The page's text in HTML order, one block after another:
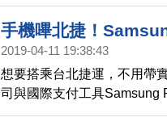
清單中，還採買中資設備，
示，可能成為資安隱憂，立
手機嗶北捷！
2019-04-11 19:38:43
想要搭乘台北捷運，不用帶
司與國際支付工具Samsung
下載虛擬悠遊卡，用來搭捷